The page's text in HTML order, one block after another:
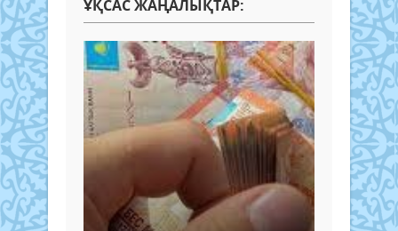
ҰҚСАС ЖАҢАЛЫҚТАР: